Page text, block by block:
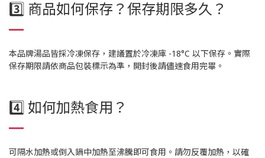
3️⃣ 商品如何保存？保存期限多久？
本品牌湯品皆採冷凍保存，建議置於冷凍庫 -18°C 以下保存。實際
保存期限請依商品包裝標示為準，開封後請儘速食用完畢。
4️⃣ 如何加熱食用？
可隔水加熱或倒入鍋中加熱至沸騰即可食用。請勿反覆加熱，以確